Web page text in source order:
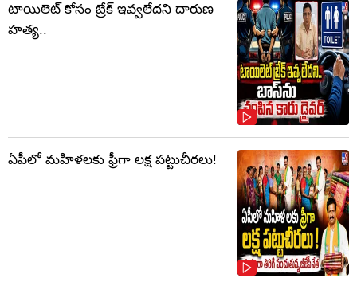
టాయిలెట్‌ కోసం బ్రేక్‌ ఇవ్వలేదని దారుణ
హత్య..
ఏపీలో మహిళలకు ఫ్రీగా లక్ష పట్టుచీరలు!